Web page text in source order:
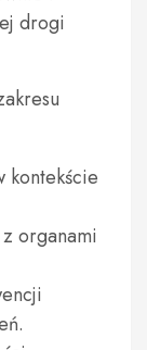
drogi
kontekście
organami